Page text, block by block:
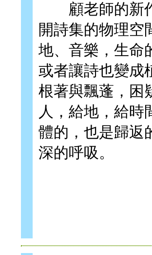
顧老師的新作
開詩集的物理空
地、音樂，生命
或者讓詩也變成
根著與飄蓬，困
人，給地，給時
體的，也是歸返
深的呼吸。